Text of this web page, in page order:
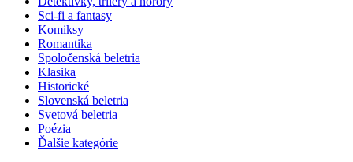
Sci-fi a fantasy
Komiksy
Romantika
Spoločenská beletria
Klasika
Historické
Slovenská beletria
Svetová beletria
Poézia
Ďalšie kategórie